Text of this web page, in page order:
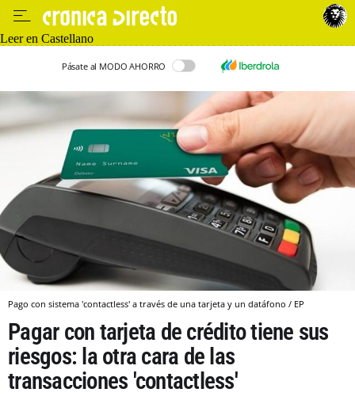
Leer en Castellano
Pásate al MODO AHORRO
Pago con sistema 'contactless' a través de una tarjeta y un datáfono / EP
Pagar con tarjeta de crédito tiene sus
riesgos: la otra cara de las
transacciones 'contactless'